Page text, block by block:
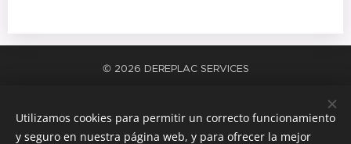
© 2026 DEREPLAC SERVICES
Idiomas
Español
Català
Utilizamos cookies para permitir un correcto funcionamiento
y seguro en nuestra página web, y para ofrecer la mejor